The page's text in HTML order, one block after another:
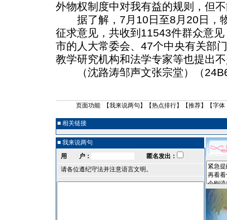
外物权制度中对我有益的规则，但
据了解，7月10日至8月20日，
征求意见，共收到11543件群众意
市的人大常委会、47个中央有关部
教学研究机构和法学专家等也提出
（沈路涛邹声文张宗堂）（
页面功能 【我来说两句 】【热点排行】【推荐】【字体
■ 相关链接
■ 我来说两句
用 户：
匿名发出：
请各位遵纪守法并注意语言文明。